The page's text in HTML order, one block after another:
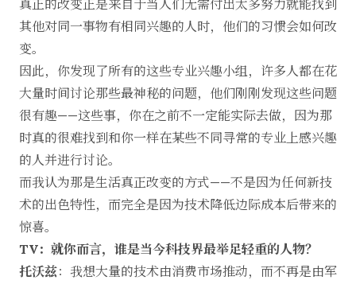
真正的改变正是来自于当人们无需付出太多努力就能找到
其他对同一事物有相同兴趣的人时，他们的习惯会如何改
变。
因此，你发现了所有的这些专业兴趣小组，许多人都在花
大量时间讨论那些最神秘的问题，他们刚刚发现这些问题
很有趣——这些事，你在之前不一定能实际去做，因为那
时真的很难找到和你一样在某些不同寻常的专业上感兴趣
的人并进行讨论。
而我认为那是生活真正改变的方式——不是因为任何新技
术的出色特性，而完全是因为技术降低边际成本后带来的
惊喜。
TV：就你而言，谁是当今科技界最举足轻重的人物？
托沃兹：我想大量的技术由消费市场推动，而不再是由军